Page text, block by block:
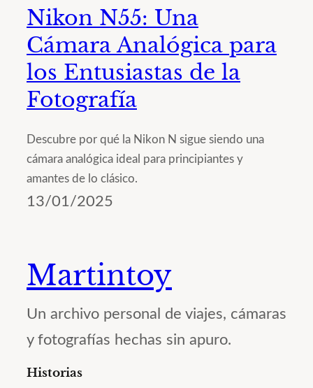
Nikon N55: Una
Cámara Analógica para
los Entusiastas de la
Fotografía
Descubre por qué la Nikon N sigue siendo una
cámara analógica ideal para principiantes y
amantes de lo clásico.
13/01/2025
Martintoy
Un archivo personal de viajes, cámaras
y fotografías hechas sin apuro.
Historias